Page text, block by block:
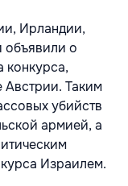
Ирландии,
объявили о
конкурса,
Австрии. Таким
убийств
армией, а
Израилем.